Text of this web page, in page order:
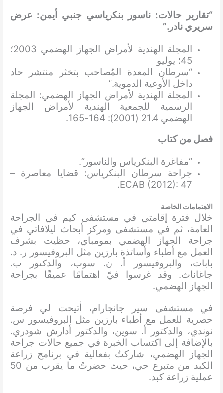
“تقارير حالات: ناسور بنكرياسي جنبي أيمن: عرض
سريري نادر.”
المجلة الهندية لأمراض الجهاز الهضمي 2003؛
45؛ يوليو
“سرطان المعدة المُصاحب بتخثر منتشر حاد
داخل الأوعية الدموية.”
المجلة الهندية لأمراض الجهاز الهضمي: المجلة
الرسمية للجمعية الهندية لأمراض الجهاز
الهضمي 21.4 (2001): 164-165.
فصل من كتاب
“مفاغرة البنكرياس والناسور”.
جراحة سرطان البنكرياس: قضايا معاصرة –
ECAB (2012): 47.
الاهتمامات الخاصة
خلال فترة إقامتي في مستشفى كيم في الجراحة
العامة، ثم في مستشفى ومركز أبحاث ليلافاتي في
جراحة الجهاز الهضمي بمومباي، حظيت بشرف
العمل مع أطباء وأساتذة بارزين مثل البروفيسور ر. د.
بابات، والبروفيسور أ. ن. سوب، والدكتور ب.
جاغاناث. وقد غرسوا فيّ اهتمامًا عميقًا بجراحة
الجهاز الهضمي.
في مستشفى سير جانجارام، أتيحت لي فرصة
حصرية للعمل مع أطباء بارزين مثل البروفيسور س.
نوندي، والدكتور أ. سوين، والدكتور أدارش شودري.
بالإضافة إلى اكتساب الخبرة في جميع حالات جراحة
الجهاز الهضمي، شاركتُ بفعالية في برنامج زراعة
الكبد من متبرع حي، حيث حضرتُ ما يقرب من 50
عملية زراعة كبد.